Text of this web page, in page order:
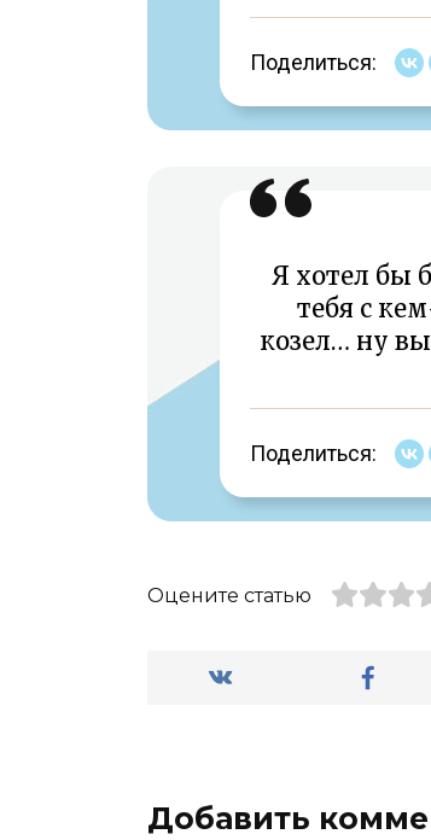
Поделиться:
Я хотел бы
тебя с
козел… ну
Поделиться:
Оцените статью
Добавить